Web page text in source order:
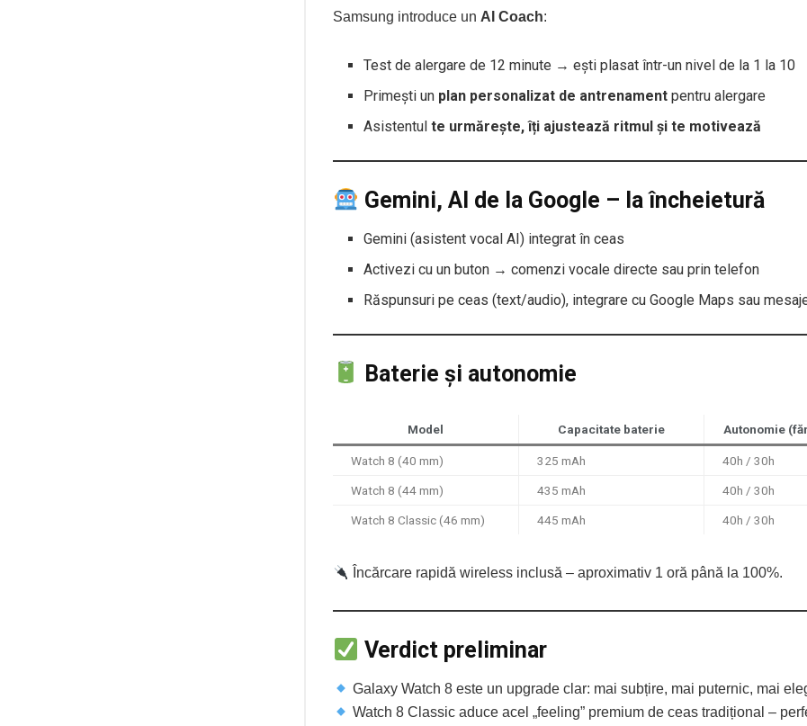
Samsung introduce un AI Coach:
Test de alergare de 12 minute → ești plasat într-un nivel de la 1 la 10
Primești un plan personalizat de antrenament pentru alergare
Asistentulte urmărește, îți ajustează ritmul și te motivează
Gemini, AI de la Google – la încheietură
Gemini (asistent vocal AI) integrat în ceas
Activezi cu un buton → comenzi vocale directe sau prin telefon
Răspunsuri pe ceas (text/audio), integrare cu Google Maps sau
Baterie și autonomie
Model Capacitate baterie Autonomie
Watch 8 (40 mm) 325 mAh 40h / 30h
Watch 8 (44 mm) 435 mAh 40h / 30h
Watch 8 Classic (46 mm) 445 mAh 40h / 30h
Încărcare rapidă wireless inclusă – aproximativ 1 oră până la 100%.
Verdict preliminar
Galaxy Watch 8 este un upgrade clar: mai subțire, mai puternic, mai
Watch 8 Classic aduce acel „feeling” premium de ceas tradițional –